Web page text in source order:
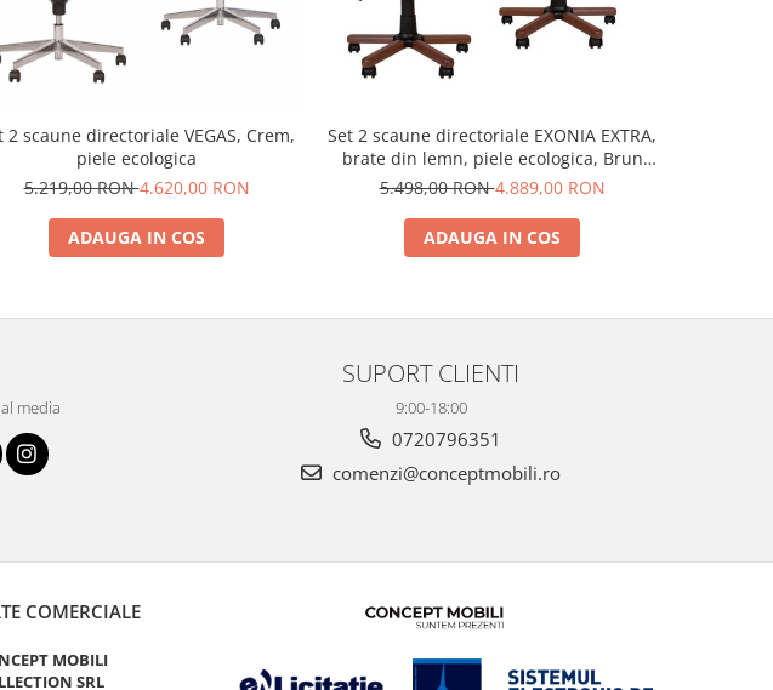
2 scaune directoriale VEGAS, Crem,
piele ecologica
5.219,00 RON4.620,00 RON
ADAUGA IN COS
Set 2 scaune directoriale EXONIA EXTRA,
brate din lemn, piele ecologica, Brun
inchis
5.498,00 RON4.889,00 RON
ADAUGA IN COS
media
SUPORT CLIENTI
9:00-18:00
0720796351
comenzi@conceptmobili.ro
COMERCIALE
MOBILI
SRL